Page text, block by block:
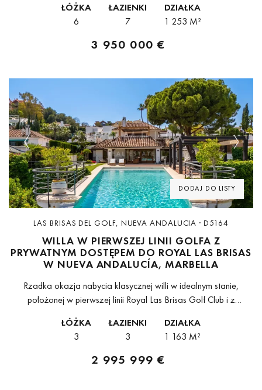
która harmonijnie łączy ponadczasową architekturę
andaluzyjską...
ŁÓŻKA
6
ŁAZIENKI
7
DZIAŁKA
1 253 M²
3 950 000 €
DODAJ DO LISTY
Previous Next
LAS BRISAS DEL GOLF, NUEVA ANDALUCIA · D5164
WILLA W PIERWSZEJ LINII GOLFA Z
PRYWATNYM DOSTĘPEM DO ROYAL LAS BRISAS
W NUEVA ANDALUCÍA, MARBELLA
Rzadka okazja nabycia klasycznej willi w idealnym stanie,
położonej w pierwszej linii Royal Las Brisas Golf Club i z
do pola golfowego cechy, której dziś...
ŁÓŻKA
3
ŁAZIENKI
3
DZIAŁKA
1 163 M²
2 995 999 €